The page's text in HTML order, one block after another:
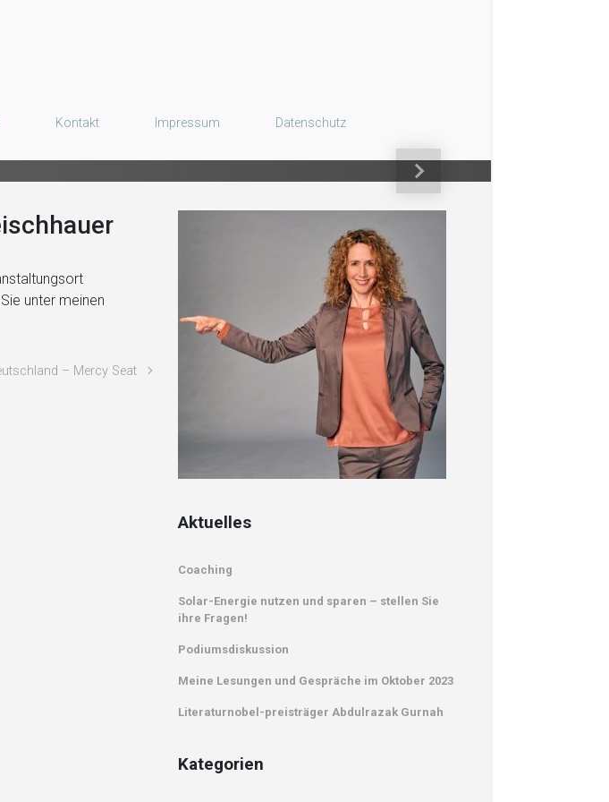
Kontakt Impressum Datenschutz
Nächster
unter meinen
– Mercy Seat
Aktuelles
Coaching
Solar-Energie nutzen und sparen – stellen Sie
ihre Fragen!
Podiumsdiskussion
Meine Lesungen und Gespräche im Oktober 2023
Literaturnobel-preisträger Abdulrazak Gurnah
Kategorien